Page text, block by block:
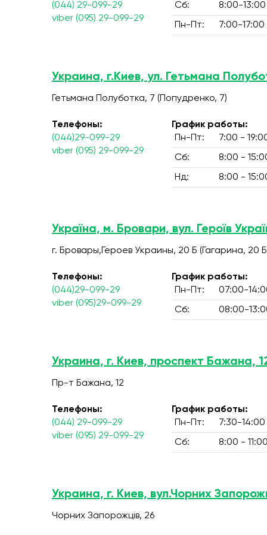
(044) 29-099-29
viber (095) 29-099-29
Сб:
8:00-13:00
Пн-Пт: 7:00-17:00
Украина, г.Киев, ул. Гетьмана
Гетьмана Полуботка, 7 (Попудренко, 7)
Телефоны:
(044)29-099-29
viber (095) 29-099-29
График работы:
Пн-Пт:
7:00 -
Сб: 8:00 -
Нд: 8:00 -
Україна, м. Бровари, вул. Героїв
г. Бровары,Героев Украины, 20 Б (Гагарина, 20
Телефоны:
(044)29-099-29
viber (095)29-099-29
График работы:
Пн-Пт:
07:00-
Сб: 08:00-
Украина, г. Киев, проспект Бажана,
Пр-т Бажана, 12
Телефоны:
(044) 29-099-29
viber (095) 29-099-29
График работы:
Пн-Пт:
7:30-14:00
Сб: 8:00 - 11:00
Украина, г. Киев, вул.Чорних
Чорних Запорожців, 26